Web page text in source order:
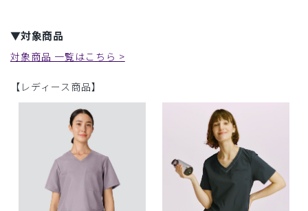
▼対象商品
対象商品 一覧はこちら >
【レディース商品】